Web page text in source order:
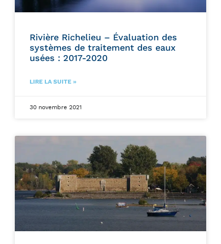
Rivière Richelieu – Évaluation des
systèmes de traitement des eaux
usées : 2017-2020
LIRE LA SUITE »
30 novembre 2021